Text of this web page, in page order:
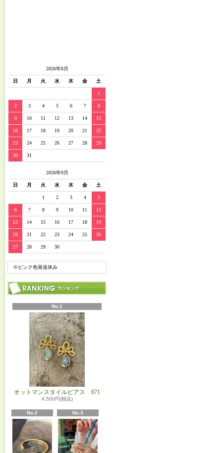
2026年8月
日 月 火 水 木 金 土
1
2 3 4 5 6 7 8
9 10 11 12 13 14 15
16 17 18 19 20 21 22
23 24 25 26 27 28 29
30 31
2026年9月
日 月 火 水 木 金 土
1 2 3 4 5
6 7 8 9 10 11 12
13 14 15 16 17 18 19
20 21 22 23 24 25 26
27 28 29 30
※ピンク色発送休み
No.1
オットマンスタイルピアス 671
4,500円(税込)
No.2 No.3